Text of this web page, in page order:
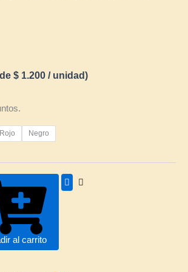
$ 1.200 / unidad)
Rojo Negro
al carrito